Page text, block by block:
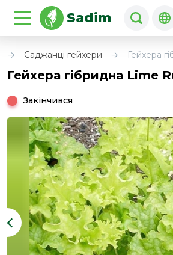
Sadim
Саджанці гейхери Гейхера
Гейхера гібридна Lime
Закінчився